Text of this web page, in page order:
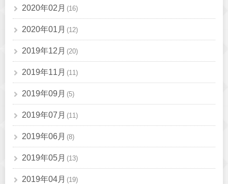
2020年02月 (16)
2020年01月 (12)
2019年12月 (20)
2019年11月 (11)
2019年09月 (5)
2019年07月 (11)
2019年06月 (8)
2019年05月 (13)
2019年04月 (19)